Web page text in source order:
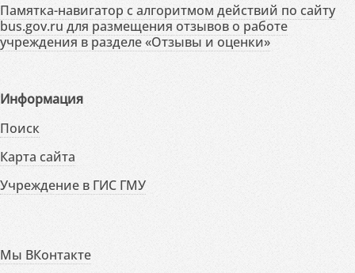
Памятка-навигатор с алгоритмом действий по сайту
bus.gov.ru для размещения отзывов о работе
учреждения в разделе «Отзывы и оценки»
Информация
Поиск
Карта сайта
Учреждение в ГИС ГМУ
Мы ВКонтакте